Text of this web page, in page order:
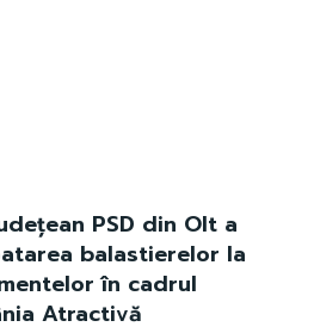
PSD din Olt a
balastierelor la
în cadrul
Atractivă